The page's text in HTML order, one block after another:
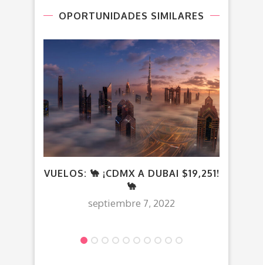
OPORTUNIDADES SIMILARES
VUELOS: 🐪 ¡CDMX A DUBAI $19,251!
🐪
septiembre 7, 2022